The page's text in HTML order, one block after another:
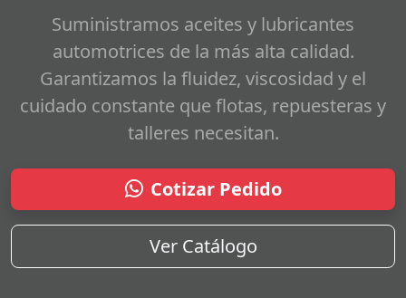
Suministramos aceites y lubricantes
automotrices de la más alta calidad.
Garantizamos la fluidez, viscosidad y el
cuidado constante que flotas, repuesteras y
talleres necesitan.
Cotizar Pedido
Ver Catálogo